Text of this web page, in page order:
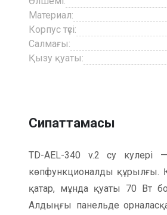
Материал:
Корпус түсі:
Салмағы:
Қызу қуаты:
Сипаттамасы
TD-AEL-340 v.2 су
көпфункционалды құрылғы.
қатар, мұнда қуаты 70 Вт
Алдыңғы панельде